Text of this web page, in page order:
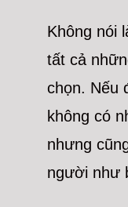
Không nói
tất cả
chọn. Nếu
không có
nhưng
người như